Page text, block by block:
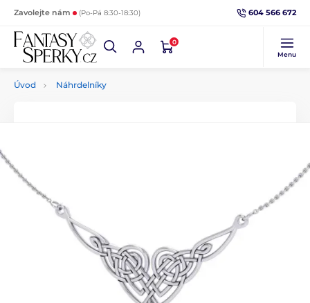
Zavolejte nám (Po-Pá 8:30-18:30) 604 566 672
0
Menu
Úvod Náhrdelníky